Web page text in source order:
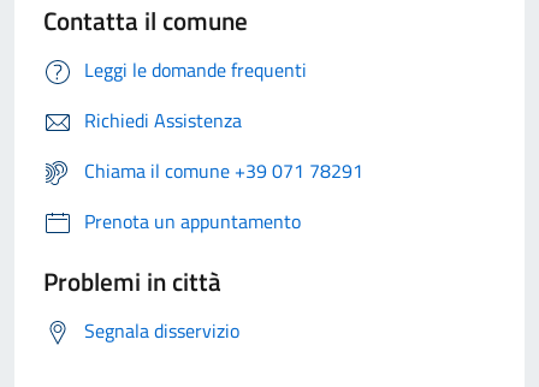
Contatta il comune
Leggi le domande frequenti
Richiedi Assistenza
Chiama il comune +39 071 78291
Prenota un appuntamento
Problemi in città
Segnala disservizio